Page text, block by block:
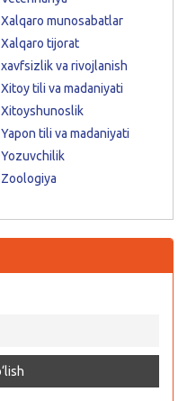
Xalqaro munosabatlar
Xalqaro tijorat
xavfsizlik va rivojlanish
Xitoy tili va madaniyati
Xitoyshunoslik
Yapon tili va madaniyati
Yozuvchilik
Zoologiya